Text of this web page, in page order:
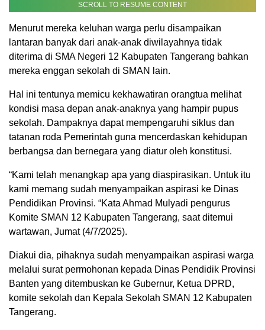
SCROLL TO RESUME CONTENT
Menurut mereka keluhan warga perlu disampaikan
lantaran banyak dari anak-anak diwilayahnya tidak
diterima di SMA Negeri 12 Kabupaten Tangerang bahkan
mereka enggan sekolah di SMAN lain.
Hal ini tentunya memicu kekhawatiran orangtua melihat
kondisi masa depan anak-anaknya yang hampir pupus
sekolah. Dampaknya dapat mempengaruhi siklus dan
tatanan roda Pemerintah guna mencerdaskan kehidupan
berbangsa dan bernegara yang diatur oleh konstitusi.
“Kami telah menangkap apa yang diaspirasikan. Untuk itu
kami memang sudah menyampaikan aspirasi ke Dinas
Pendidikan Provinsi. “Kata Ahmad Mulyadi pengurus
Komite SMAN 12 Kabupaten Tangerang, saat ditemui
wartawan, Jumat (4/7/2025).
Diakui dia, pihaknya sudah menyampaikan aspirasi warga
melalui surat permohonan kepada Dinas Pendidik Provinsi
Banten yang ditembuskan ke Gubernur, Ketua DPRD,
komite sekolah dan Kepala Sekolah SMAN 12 Kabupaten
Tangerang.